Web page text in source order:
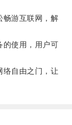
游互联网，解
使用，用户可
自由之门，让